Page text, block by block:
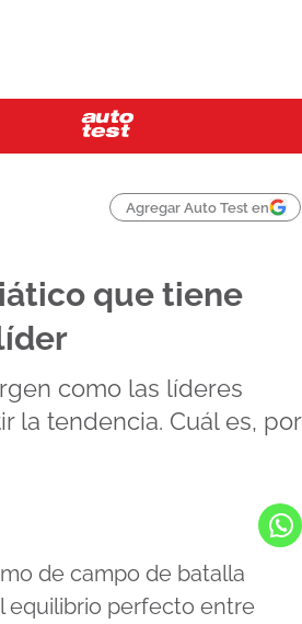
Agregar Auto Test en
que tiene
como las líderes
la tendencia. Cuál es, por
de campo de batalla
equilibrio perfecto entre